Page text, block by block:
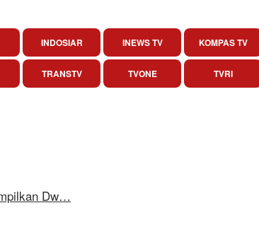
INDOSIAR INEWS TV KOMPAS TV
TRANSTV TVONE TVRI
Dw…